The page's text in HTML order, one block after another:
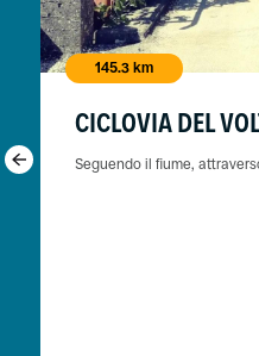
145.3 km
CICLOVIA DEL
Seguendo il fiume,